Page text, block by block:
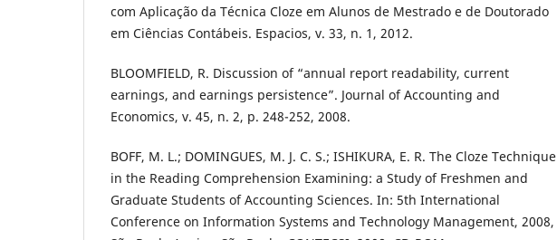
com Aplicação da Técnica Cloze em Alunos de Mestrado e de Doutorado
em Ciências Contábeis. Espacios, v. 33, n. 1, 2012.
BLOOMFIELD, R. Discussion of “annual report readability, current
earnings, and earnings persistence”. Journal of Accounting and
Economics, v. 45, n. 2, p. 248-252, 2008.
BOFF, M. L.; DOMINGUES, M. J. C. S.; ISHIKURA, E. R. The Cloze Technique
in the Reading Comprehension Examining: a Study of Freshmen and
Graduate Students of Accounting Sciences. In: 5th International
Conference on Information Systems and Technology Management, 2008,